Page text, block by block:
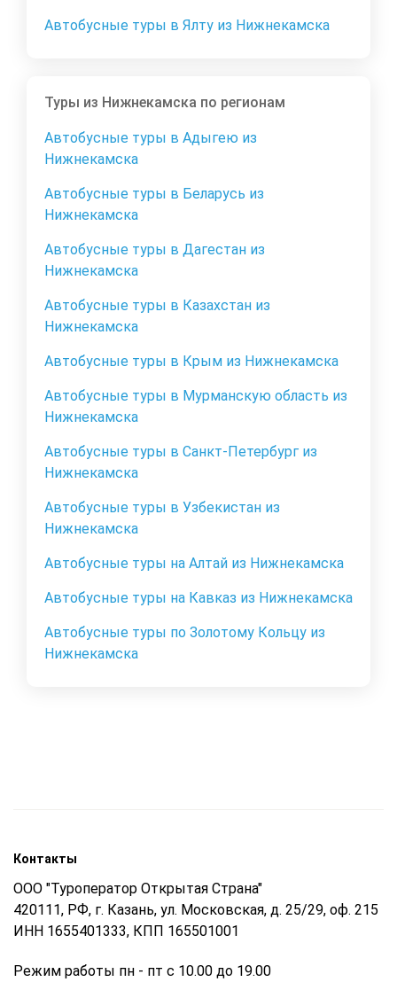
Автобусные туры в Ялту из Нижнекамска
Туры из Нижнекамска по регионам
Автобусные туры в Адыгею из
Нижнекамска
Автобусные туры в Беларусь из
Нижнекамска
Автобусные туры в Дагестан из
Нижнекамска
Автобусные туры в Казахстан из
Нижнекамска
Автобусные туры в Крым из Нижнекамска
Автобусные туры в Мурманскую область из
Нижнекамска
Автобусные туры в Санкт-Петербург из
Нижнекамска
Автобусные туры в Узбекистан из
Нижнекамска
Автобусные туры на Алтай из Нижнекамска
Автобусные туры на Кавказ из Нижнекамска
Автобусные туры по Золотому Кольцу из
Нижнекамска
Контакты
ООО "Туроператор Открытая Страна"
420111, РФ, г. Казань, ул. Московская, д. 25/29, оф. 215
ИНН 1655401333, КПП 165501001
Режим работы пн - пт с 10.00 до 19.00